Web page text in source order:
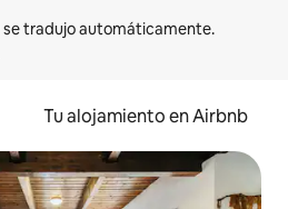
Tu alojamiento en Airbnb